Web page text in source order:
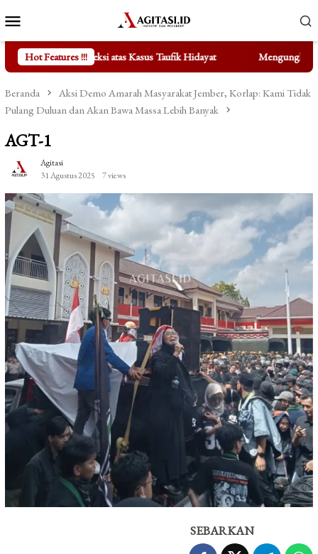
ke
kontenMobile
Hot Features !!!
Kasus Taufik Hidayat Mengungkap Fakta di Balik
Beranda
Aksi Demo Amarah Masyarakat Jember, Korlap: Kami Tidak
Pulang Duluan dan Akan Bawa Massa Lebih Banyak
AGT-1
Agitasi
31 Agustus 2025
7 views
SEBARKAN